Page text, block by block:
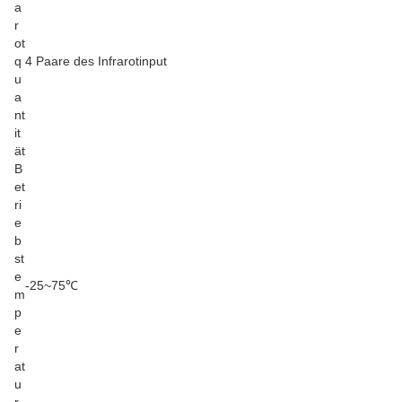
a
r
ot
q
u
a
nt
it
ät
4 Paare des Infrarotinput
B
et
ri
e
b
st
e
m
p
e
r
at
u
-25~75℃